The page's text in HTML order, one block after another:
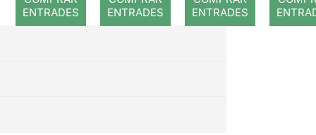
ENTRADES
ENTRADES
ENTRADES